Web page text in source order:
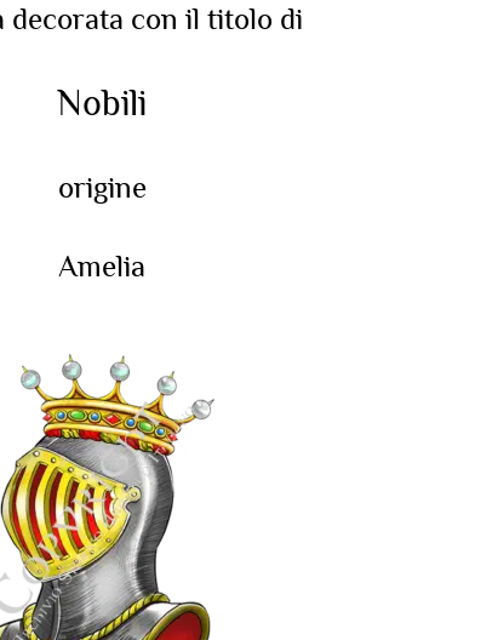
decorata con il titolo di
Nobili
origine
Amelia